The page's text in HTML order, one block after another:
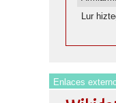
Lur
Enlaces